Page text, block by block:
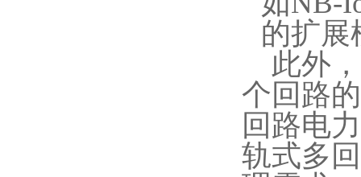
的扩展
此外，
个回路
回路电
轨式多